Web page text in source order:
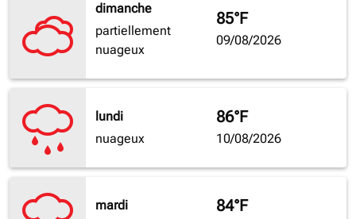
dimanche
partiellement
nuageux
85°F
09/08/2026
lundi
nuageux
86°F
10/08/2026
mardi
84°F